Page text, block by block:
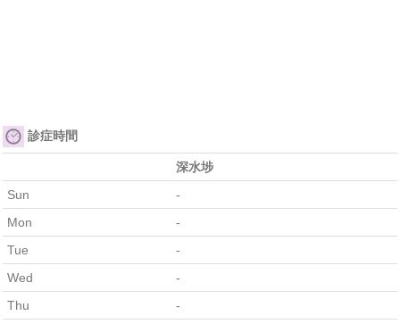
診症時間
深水埗
Sun
-
Mon
-
Tue
-
Wed
-
Thu
-